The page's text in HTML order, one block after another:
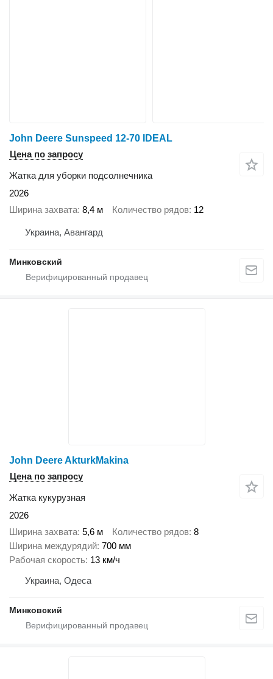
John Deere Sunspeed 12-70 IDEAL
Цена по запросу
Жатка для уборки подсолнечника
2026
Ширина захвата 8,4 м Количество рядов 12
Украина, Авангард
Минковский
John Deere AkturkMakina
Цена по запросу
Жатка кукурузная
2026
Ширина захвата 5,6 м Количество рядов 8
Ширина междурядий 700 мм
Рабочая скорость 13 км/ч
Украина, Одеса
Минковский